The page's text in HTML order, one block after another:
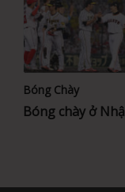
Bóng Chày
Bóng chày ở